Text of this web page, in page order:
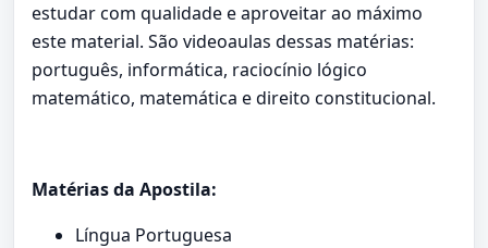
estudar com qualidade e aproveitar ao máximo
este material. São videoaulas dessas matérias:
português, informática, raciocínio lógico
matemático, matemática e direito constitucional.
Matérias da Apostila:
Língua Portuguesa